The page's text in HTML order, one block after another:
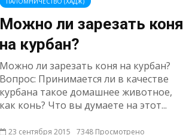
Можно ли зарезать коня
на курбан?
Можно ли зарезать коня на курбан?
Вопрос: Принимается ли в качестве
курбана такое домашнее животное,
как конь? Что вы думаете на этот...
23 сентября 2015 7348 Просмотрено